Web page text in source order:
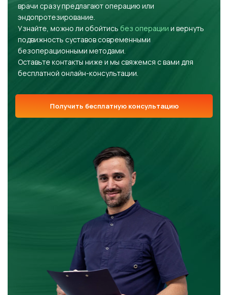
врачи сразу предлагают операцию или
эндопротезирование.
Узнайте, можно ли обойтись без операции и вернуть
подвижность суставов современными
безоперационными методами.
Оставьте контакты ниже и мы свяжемся с вами для
бесплатной онлайн-консультации.
Получить бесплатную консультацию